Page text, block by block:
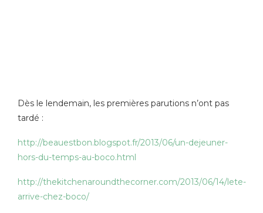
Dès le lendemain, les premières parutions n’ont pas
tardé :
http://beauestbon.blogspot.fr/2013/06/un-dejeuner-
hors-du-temps-au-boco.html
http://thekitchenaroundthecorner.com/2013/06/14/lete-
arrive-chez-boco/